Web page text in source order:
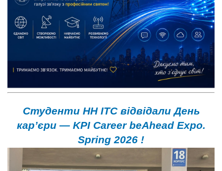
Студенти НН ІТС відвідали День
кар’єри — KPI Career beAhead Expo.
Spring 2026 !